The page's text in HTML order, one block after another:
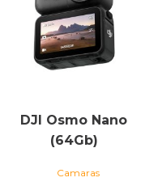
DJI Osmo Nano
(64Gb)
Camaras